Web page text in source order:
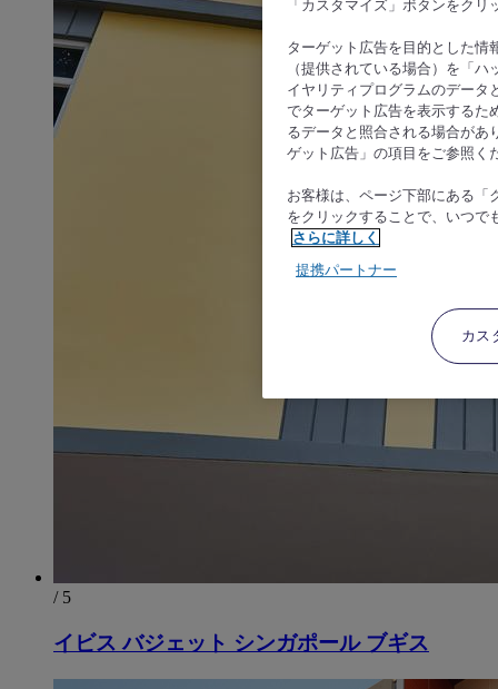
/ 5
イビス バジェット シンガポール ブギス
「カスタマイズ」ボタンをク
ターゲット広告を目的とした情
（提供されている場合）を「
イヤリティプログラムのデータ
でターゲット広告を表示するた
るデータと照合される場合があ
ゲット広告」の項目をご参照く
お客様は、ページ下部にある「
をクリックすることで、いつで
さらに詳しく
提携パートナー
カス